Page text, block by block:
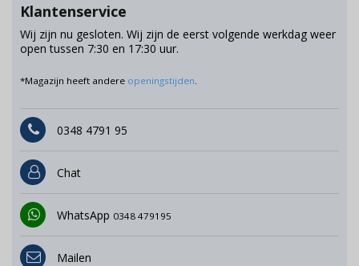
Klantenservice
Wij zijn nu gesloten. Wij zijn de eerst volgende werkdag weer
open tussen 7:30 en 17:30 uur.
*Magazijn heeft andere openingstijden
0348 4791 95
Chat
WhatsApp 0348 479195
Mailen